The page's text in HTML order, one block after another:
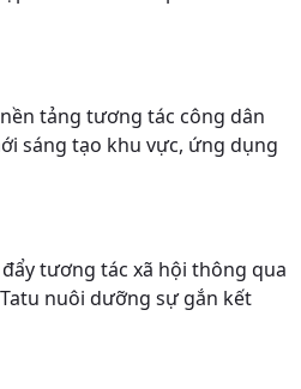
tảng tương tác công dân
sáng tạo khu vực, ứng dụng
tương tác xã hội thông qua
nuôi dưỡng sự gắn kết